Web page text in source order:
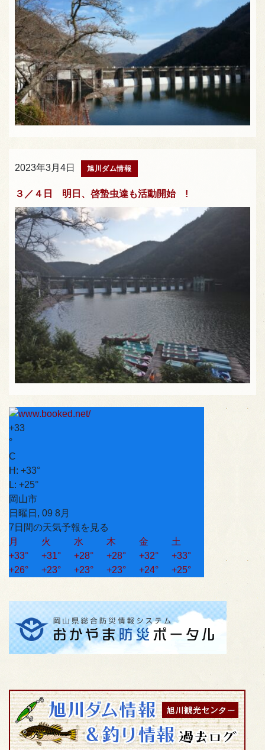
2023年3月4日 旭川ダム情報
３／４日 明日、啓蟄虫達も活動開始 !
+33
°
C
H: +33°
L: +25°
岡山市
日曜日, 09 8月
7日間の天気予報を見る
月
火 水 木 金
土
+33° +31° +28° +28° +32° +33°
+26° +23° +23° +23° +24° +25°